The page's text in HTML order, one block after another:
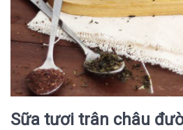
Sữa tươi trân châu